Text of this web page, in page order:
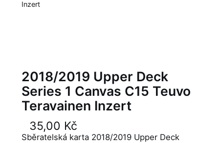
Inzert
2018/2019 Upper Deck
Series 1 Canvas C15 Teuvo
Teravainen Inzert
35,00 Kč
Sběratelská karta 2018/2019 Upper Deck